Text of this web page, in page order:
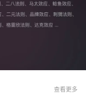
查看更多